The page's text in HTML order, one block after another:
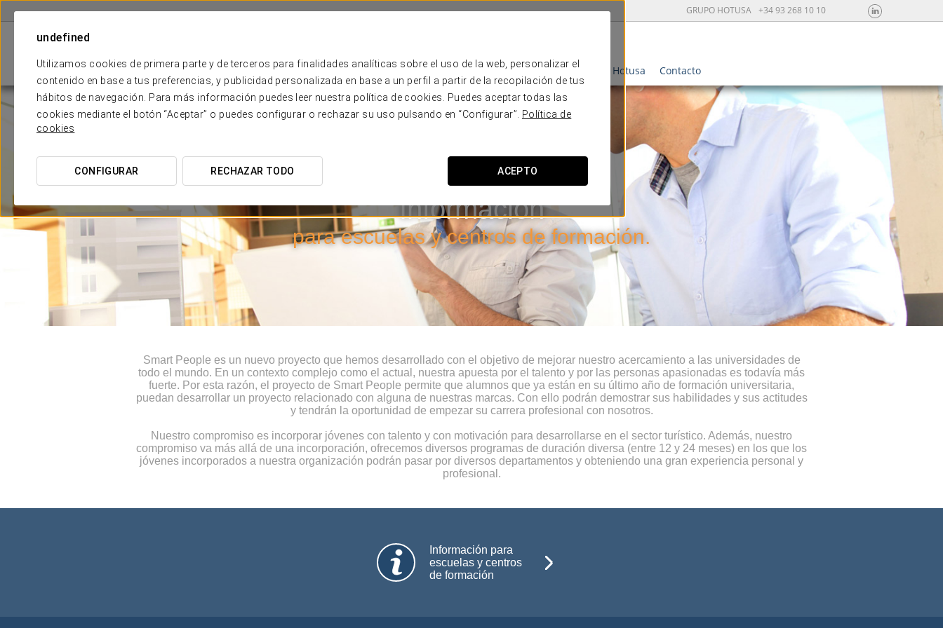
undefined
Utilizamos cookies de primera parte y de terceros para finalidades analíticas sobre el uso de la web, personalizar el
contenido en base a tus preferencias, y publicidad personalizada en base a un perfil a partir de la recopilación de tus
hábitos de navegación. Para más información puedes leer nuestra política de cookies. Puedes aceptar todas las
cookies mediante el botón “Aceptar” o puedes configurar o rechazar su uso pulsando en “Configurar”.
Política de
cookies
CONFIGURAR RECHAZAR TODO ACEPTO
GRUPO HOTUSA +34 93 268 10 10
Programas Smart People
Tapa Pasión
Candidatos Grupo Hotusa Contacto
Información
para escuelas y centros de formación.
Smart People es un nuevo proyecto que hemos desarrollado con el objetivo de mejorar nuestro acercamiento a las universidades de
todo el mundo. En un contexto complejo como el actual, nuestra apuesta por el talento y por las personas apasionadas es todavía más
fuerte. Por esta razón, el proyecto de Smart People permite que alumnos que ya están en su último año de formación universitaria,
puedan desarrollar un proyecto relacionado con alguna de nuestras marcas. Con ello podrán demostrar sus habilidades y sus actitudes
y tendrán la oportunidad de empezar su carrera profesional con nosotros.
Nuestro compromiso es incorporar jóvenes con talento y con motivación para desarrollarse en el sector turístico. Además, nuestro
compromiso va más allá de una incorporación, ofrecemos diversos programas de duración diversa (entre 12 y 24 meses) en los que los
jóvenes incorporados a nuestra organización podrán pasar por diversos departamentos y obteniendo una gran experiencia personal y
profesional.
Información para
escuelas y centros
de formación